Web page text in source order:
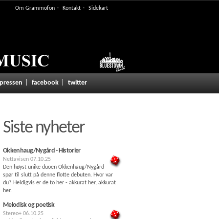
Om Grammofon Kontakt Sidekart
facebook twitter
Siste nyheter
Okkenhaug/Nygård - Historier
Nettavisen 07.10.25
Den høyst unike duoen Okkenhaug/Nygård
spør til slutt på denne flotte debuten. Hvor var
du? Heldigvis er de to her - akkurat her, akkurat
her.
Melodisk og poetisk
Stereo+ 06.10.25